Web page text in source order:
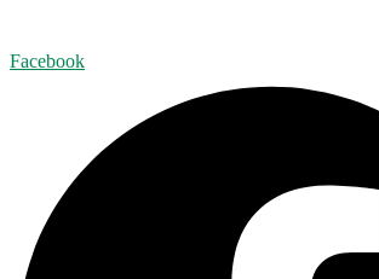
Facebook